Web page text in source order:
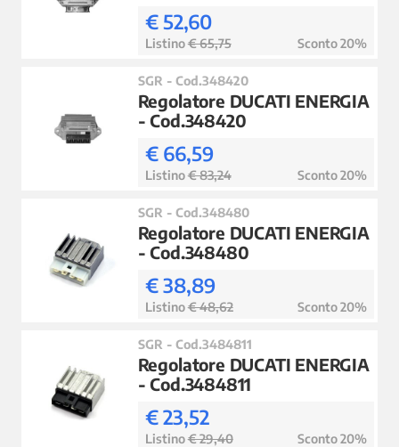
€ 52,60
Listino€ 65,75 Sconto 20%
SGR - Cod.348420
Regolatore DUCATI ENERGIA
- Cod.348420
€ 66,59
Listino€ 83,24 Sconto 20%
SGR - Cod.348480
Regolatore DUCATI ENERGIA
- Cod.348480
€ 38,89
Listino€ 48,62 Sconto 20%
SGR - Cod.3484811
Regolatore DUCATI ENERGIA
- Cod.3484811
€ 23,52
Listino€ 29,40 Sconto 20%